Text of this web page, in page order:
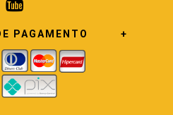
PAGAMENTO